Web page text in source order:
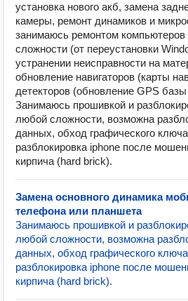
установка нового акб, замена
камеры, ремонт динамиков и
занимаюсь ремонтом
сложности (от переустановки
устранении неисправности на
обновление навигаторов (карты
детекторов (обновление GPS
Занимаюсь прошивкой и
любой сложности, возможна
данных, обход графического
разблокировка iphone после
кирпича (hard brick).
Замена основного динамика
телефона или планшета
Занимаюсь прошивкой и
любой сложности, возможна
данных, обход графического
разблокировка iphone после
кирпича (hard brick).